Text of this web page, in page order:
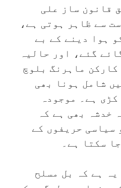
قانون ساز علی
سے ظاہر ہوتی ہے،
ہوا دینے کے بے
گئے، اور حالیہ
ماہرنگ بلوچ
شامل ہونا بھی
ہے۔ موجودہ
خدشہ بھی ہے کہ
سیاسی حریفوں کے
سکتا ہے۔
ہے کہ بل مسلح